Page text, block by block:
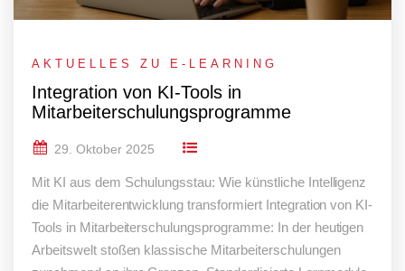
AKTUELLES ZU E-LEARNING
Integration von KI-Tools in
Mitarbeiterschulungsprogramme
29. Oktober 2025
Mit KI aus dem Schulungsstau: Wie künstliche Intelligenz
die Mitarbeiterentwicklung transformiert Integration von KI-
Tools in Mitarbeiterschulungsprogramme: In der heutigen
Arbeitswelt stoßen klassische Mitarbeiterschulungen